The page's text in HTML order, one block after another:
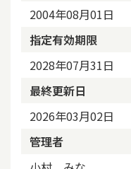
2004年08月01日
指定有効期限
2028年07月31日
最終更新日
2026年03月02日
管理者